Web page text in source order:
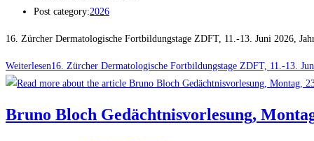
Post category:2026
16. Zürcher Dermatologische Fortbildungstage ZDFT, 11.-13. Juni 2026,
Weiterlesen16. Zürcher Dermatologische Fortbildungstage ZDFT, 11.-13.
Bruno Bloch Gedächtnisvorlesung,